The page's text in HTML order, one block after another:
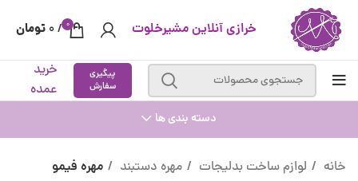
خرازی آنلاین مشیرخلوت 0
/
0 تومان
پیگیری
سفارش
خرید
عمده
دسته بندی ها
خانه لوازم ساخت بدلیجات مهره دستبند
مهره فیمو